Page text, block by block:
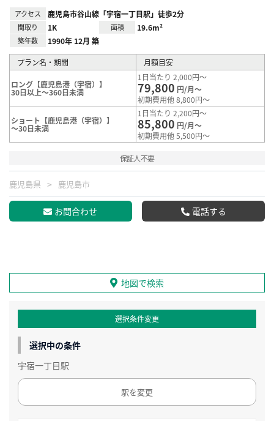
アクセス 鹿児島市谷山線「宇宿一丁目駅」徒歩2分
間取り 1K 面積 19.6m²
築年数 1990年 12月 築
プラン名・期間 月額目安
ロング【鹿児島港（宇宿）】
30日以上～360日未満
1日当たり 2,000円～
79,800 円/月～
初期費用他 8,800円～
ショート【鹿児島港（宇宿）】
～30日未満
1日当たり 2,200円～
85,800 円/月～
初期費用他 5,500円～
保証人不要
鹿児島県 鹿児島市
お問合わせ 電話する
地図で検索
選択条件変更
選択中の条件
宇宿一丁目駅
駅を変更